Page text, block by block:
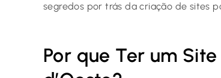
segredos por trás da criação de sites
Por que Ter um